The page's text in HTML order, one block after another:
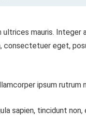
ultrices mauris. Integer
consectetuer eget,
ipsum rutrum
sapien, tincidunt non,